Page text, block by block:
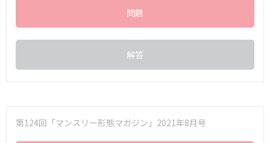
問題
解答
第124回「マンスリー形態マガジン」2021年8月号